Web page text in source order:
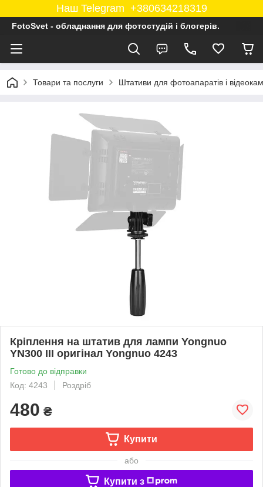
Наш Telegram +380634218319
FotoSvet - обладнання для фотостудій і блогерів.
Товари та послуги Штативи для фотоапаратів і
Кріплення на штатив для лампи Yongnuo
YN300 III оригінал Yongnuo 4243
Готово до відправки
Код: 4243
Роздріб
480 ₴
Купити
або
Купити з